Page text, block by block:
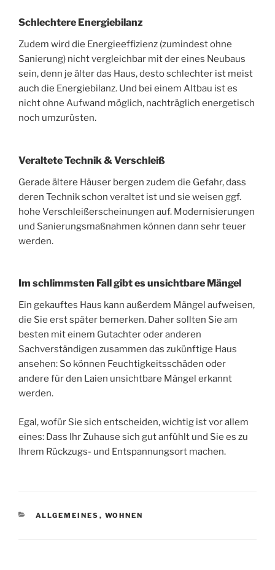
Schlechtere Energiebilanz
Zudem wird die Energieeffizienz (zumindest ohne
Sanierung) nicht vergleichbar mit der eines Neubaus
sein, denn je älter das Haus, desto schlechter ist meist
auch die Energiebilanz. Und bei einem Altbau ist es
nicht ohne Aufwand möglich, nachträglich energetisch
noch umzurüsten.
Veraltete Technik & Verschleiß
Gerade ältere Häuser bergen zudem die Gefahr, dass
deren Technik schon veraltet ist und sie weisen ggf.
hohe Verschleißerscheinungen auf. Modernisierungen
und Sanierungsmaßnahmen können dann sehr teuer
werden.
Im schlimmsten Fall gibt es unsichtbare Mängel
Ein gekauftes Haus kann außerdem Mängel aufweisen,
die Sie erst später bemerken. Daher sollten Sie am
besten mit einem Gutachter oder anderen
Sachverständigen zusammen das zukünftige Haus
ansehen: So können Feuchtigkeitsschäden oder
andere für den Laien unsichtbare Mängel erkannt
werden.
Egal, wofür Sie sich entscheiden, wichtig ist vor allem
eines: Dass Ihr Zuhause sich gut anfühlt und Sie es zu
Ihrem Rückzugs- und Entspannungsort machen.
KATEGORIEN
ALLGEMEINES , WOHNEN